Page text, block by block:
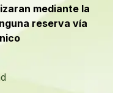
mediante la
reserva vía